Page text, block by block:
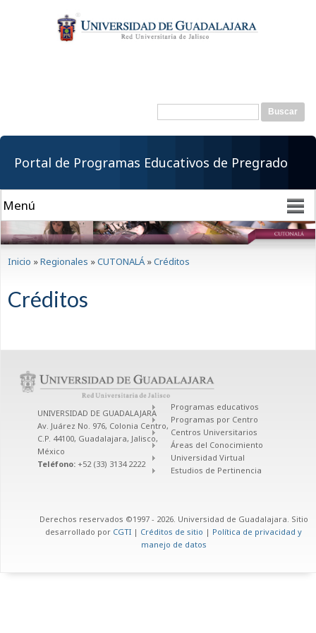
contenido
principal
Formulario de
Buscar
Portal de Programas Educativos de Pregrado
Se encuentra usted aquí
Inicio »Regionales »CUTONALÁ »Créditos
Créditos
UNIVERSIDAD DE GUADALAJARA
Av. Juárez No. 976, Colonia Centro,
C.P. 44100, Guadalajara, Jalisco,
México
Teléfono: +52 (33) 3134 2222
Programas educativos
Programas por Centro
Centros Universitarios
Áreas del Conocimiento
Universidad Virtual
Estudios de Pertinencia
Derechos reservados ©1997 - 2026. Universidad de Guadalajara. Sitio
desarrollado por CGTI | Créditos de sitio | Política de privacidad y
manejo de datos